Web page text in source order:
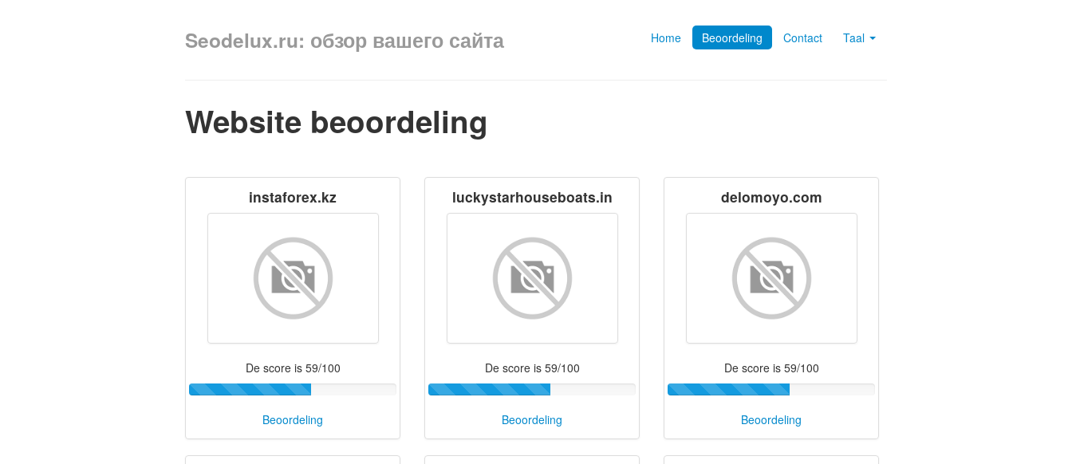
Home Beoordeling Contact Taal
Seodelux.ru: обзор вашего сайта
Website beoordeling
instaforex.kz
De score is 59/100
Beoordeling
luckystarhouseboats.in
De score is 59/100
Beoordeling
delomoyo.com
De score is 59/100
Beoordeling